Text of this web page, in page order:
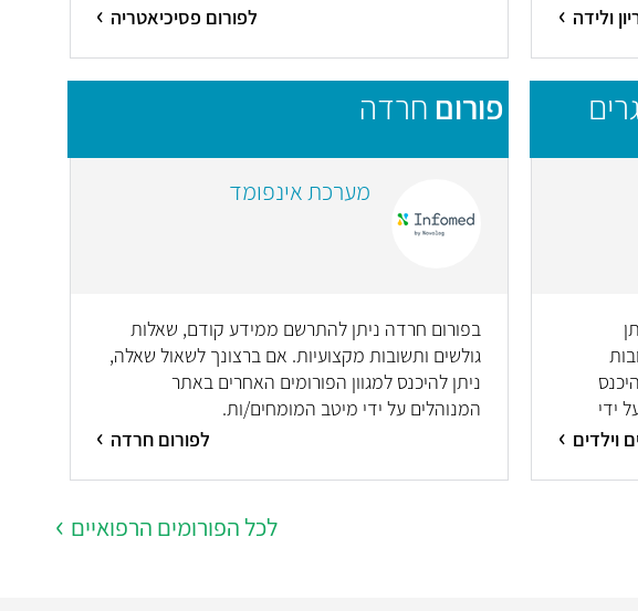
ולידה
לפורום פסיכיאטריה
ידי
וילדים
פורום חרדה
מערכת אינפומד
בפורום חרדה ניתן להתרשם ממידע קודם, שאלות
גולשים ותשובות מקצועיות. אם ברצונך לשאול שאלה,
ניתן להיכנס למגוון הפורומים האחרים באתר
המנוהלים על ידי מיטב המומחים/ות.
לפורום חרדה
לכל הפורומים הרפואיים